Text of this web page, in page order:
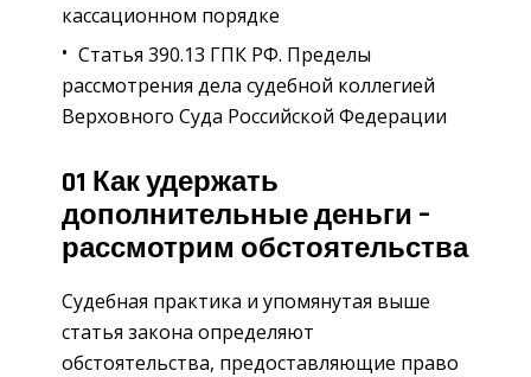
кассационном порядке
Статья 390.13 ГПК РФ. Пределы
рассмотрения дела судебной коллегией
Верховного Суда Российской Федерации
01 Как удержать
дополнительные деньги –
рассмотрим обстоятельства
Судебная практика и упомянутая выше
статья закона определяют
обстоятельства, предоставляющие право